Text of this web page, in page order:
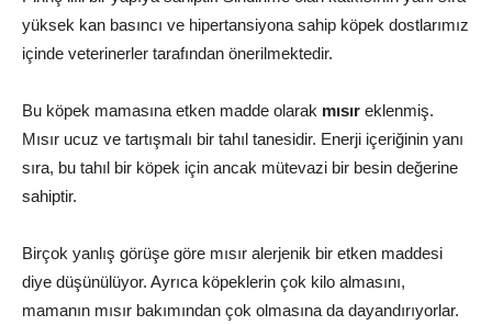
yüksek kan basıncı ve hipertansiyona sahip köpek dostlarımız
içinde veterinerler tarafından önerilmektedir.
Bu köpek mamasına etken madde olarak mısır eklenmiş.
Mısır ucuz ve tartışmalı bir tahıl tanesidir. Enerji içeriğinin yanı
sıra, bu tahıl bir köpek için ancak mütevazi bir besin değerine
sahiptir.
Birçok yanlış görüşe göre mısır alerjenik bir etken maddesi
diye düşünülüyor. Ayrıca köpeklerin çok kilo almasını,
mamanın mısır bakımından çok olmasına da dayandırıyorlar.